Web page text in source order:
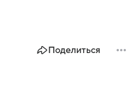
Поделиться